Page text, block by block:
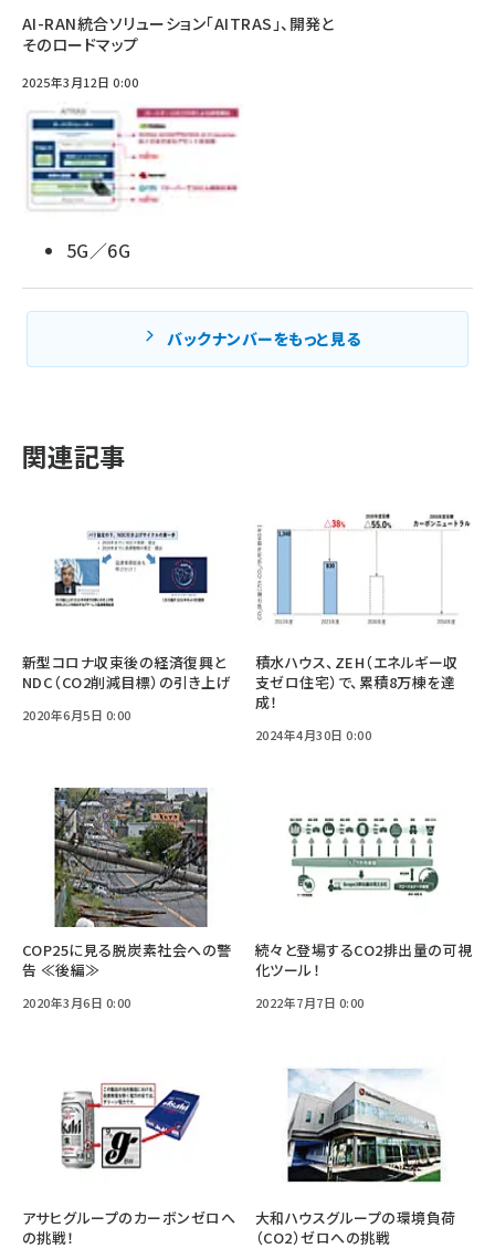
AI-RAN統合ソリューション「AITRAS」、開発と
そのロードマップ
2025年3月12日 0:00
5G／6G
バックナンバーをもっと見る
関連記事
新型コロナ収束後の経済復興と
NDC（CO2削減目標）の引き上げ
2020年6月5日 0:00
積水ハウス、ZEH（エネルギー収
支ゼロ住宅）で、累積8万棟を達
成！
2024年4月30日 0:00
COP25に見る脱炭素社会への警
告 ≪後編≫
2020年3月6日 0:00
続々と登場するCO2排出量の可視
化ツール！
2022年7月7日 0:00
アサヒグループのカーボンゼロへ
の挑戦！
大和ハウスグループの環境負荷
（CO2）ゼロへの挑戦